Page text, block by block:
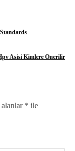
Asisi Kimlere Onerilir
* ile